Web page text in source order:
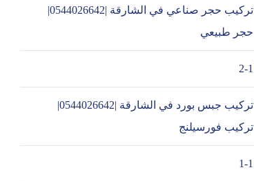
تركيب حجر صناعي في الشارقة |0544026642|
حجر طبيعي
2-1
تركيب جبس بورد في الشارقة |0544026642|
تركيب فورسيلنج
1-1